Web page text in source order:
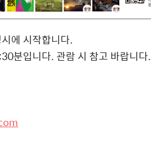
에 시작합니다.
분입니다. 관람 시 참고 바랍니다.